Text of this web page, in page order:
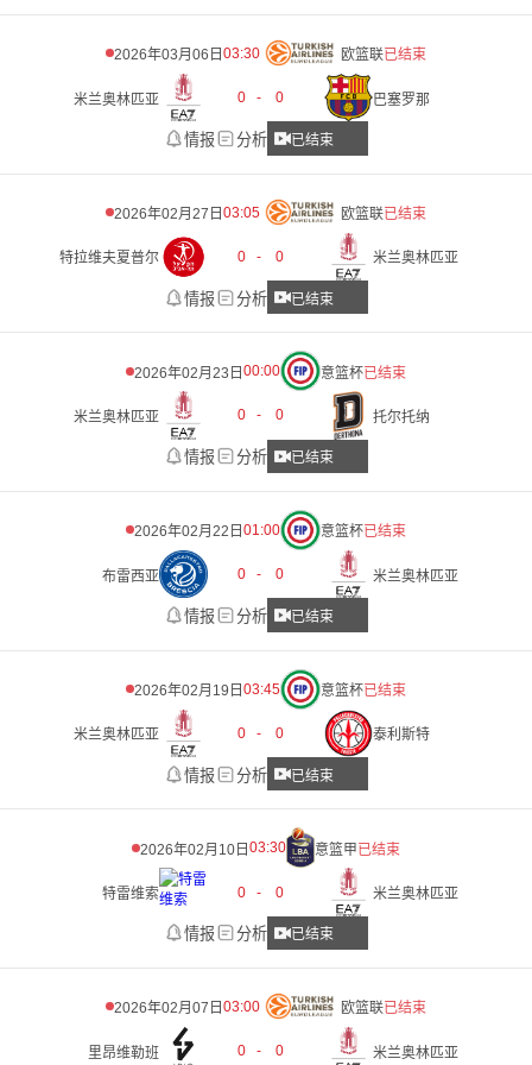
2026年03月06日 03:30 欧篮联已结束
米兰奥林匹亚 0 - 0 巴塞罗那
情报 分析 已结束
2026年02月27日 03:05 欧篮联已结束
特拉维夫夏普尔 0 - 0 米兰奥林匹亚
情报 分析 已结束
2026年02月23日 00:00 意篮杯已结束
米兰奥林匹亚 0 - 0 托尔托纳
情报 分析 已结束
2026年02月22日 01:00 意篮杯已结束
布雷西亚 0 - 0 米兰奥林匹亚
情报 分析 已结束
2026年02月19日 03:45 意篮杯已结束
米兰奥林匹亚 0 - 0 泰利斯特
情报 分析 已结束
2026年02月10日 03:30 意篮甲已结束
特雷维索 0 - 0 米兰奥林匹亚
情报 分析 已结束
2026年02月07日 03:00 欧篮联已结束
里昂维勒班 0 - 0 米兰奥林匹亚